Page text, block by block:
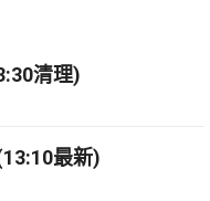
清理)
最新)